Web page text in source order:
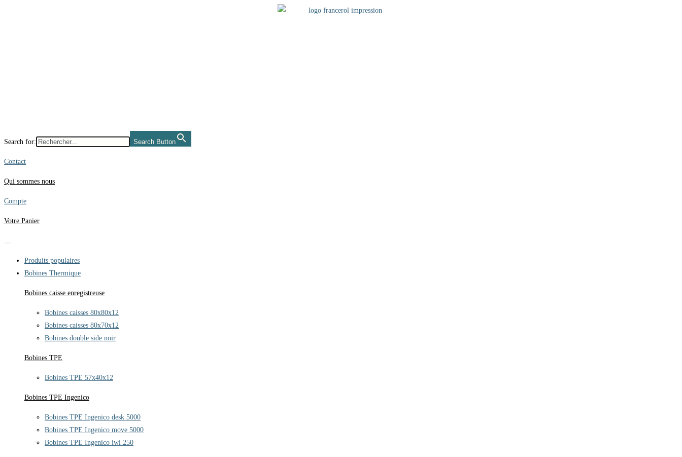
Search for: Search Button
Contact
Qui sommes nous
Compte
Votre Panier
Produits populaires
Bobines Thermique
Bobines caisse enregistreuse
Bobines caisses 80x80x12
Bobines caisses 80x70x12
Bobines double side noir
Bobines TPE
Bobines TPE 57x40x12
Bobines TPE Ingenico
Bobines TPE Ingenico desk 5000
Bobines TPE Ingenico move 5000
Bobines TPE Ingenico iwl 250